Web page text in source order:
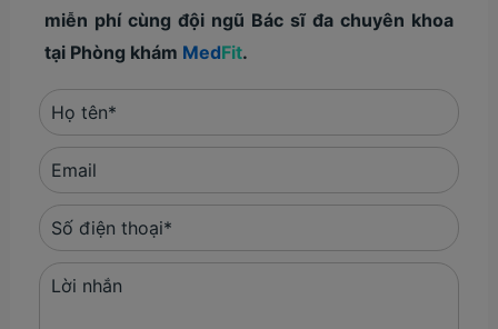
miễn phí cùng đội ngũ Bác sĩ đa chuyên khoa
tại Phòng khám MedFit.